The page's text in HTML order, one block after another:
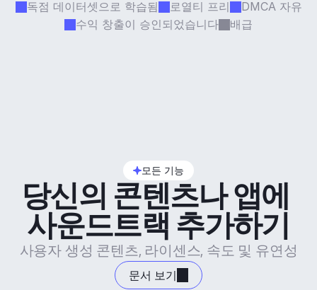
독점 데이터셋으로 학습됨 로열티 프리
DMCA 자유
수익 창출이 승인되었습니다
배급
모든 기능
당신의 콘텐츠나 앱에
사운드트랙 추가하기
사용자 생성 콘텐츠, 라이센스, 속도 및 유연성
문서 보기